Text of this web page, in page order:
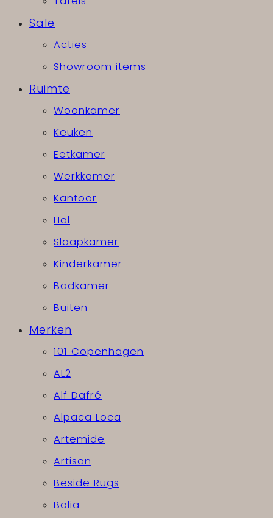
Sale
Acties
Showroom items
Ruimte
Woonkamer
Keuken
Eetkamer
Werkkamer
Kantoor
Hal
Slaapkamer
Kinderkamer
Badkamer
Buiten
Merken
101 Copenhagen
AL2
Alf Dafré
Alpaca Loca
Artemide
Artisan
Beside Rugs
Bolia